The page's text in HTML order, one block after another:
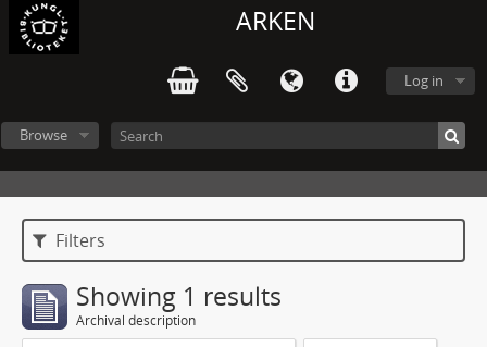
ARKEN
Log in
Browse
Filters
Showing 1 results
Archival description